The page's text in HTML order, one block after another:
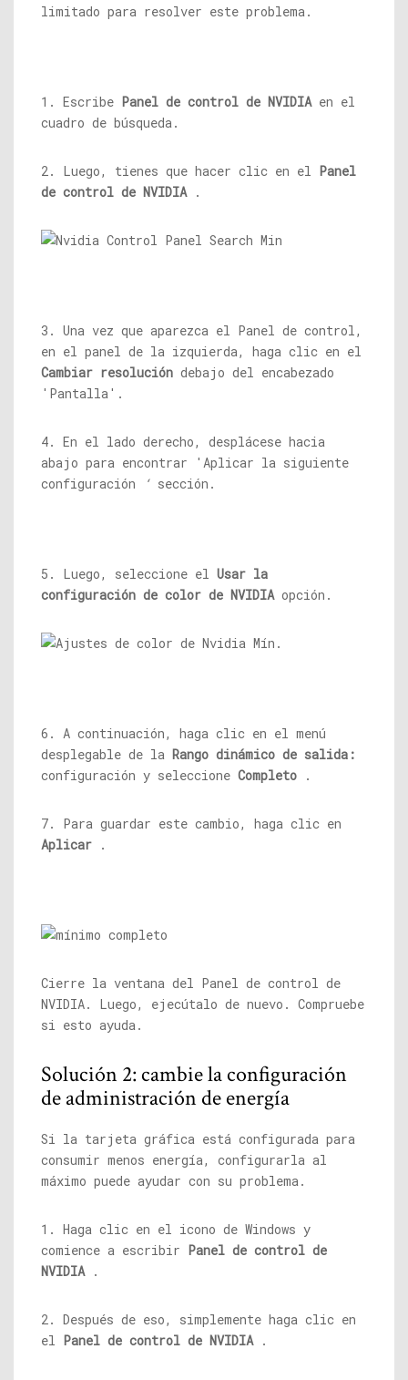
limitado para resolver este problema.
1. Escribe Panel de control de NVIDIAen el
cuadro de búsqueda.
2. Luego, tienes que hacer clic en el Panel
de control de NVIDIA.
3. Una vez que aparezca el Panel de control,
en el panel de la izquierda, haga clic en el
Cambiar resolución debajo del encabezado
'Pantalla'.
4. En el lado derecho, desplácese hacia
abajo para encontrar 'Aplicar la siguiente
configuración
‘ sección.
5. Luego, seleccione el Usar la
configuración de color de NVIDIAopción.
6. A continuación, haga clic en el menú
desplegable de la Rango dinámico de salida:
configuración y seleccione Completo .
7. Para guardar este cambio, haga clic en
Aplicar .
Cierre la ventana del Panel de control de
NVIDIA. Luego, ejecútalo de nuevo. Compruebe
si esto ayuda.
Solución 2: cambie la configuración
de administración de energía
Si la tarjeta gráfica está configurada para
consumir menos energía, configurarla al
máximo puede ayudar con su problema.
1. Haga clic en el icono de Windows y
comience a escribir Panel de control de
NVIDIA.
2. Después de eso, simplemente haga clic en
el Panel de control de NVIDIA.